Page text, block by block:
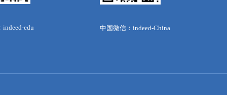
edu 中国微信：indeed-China